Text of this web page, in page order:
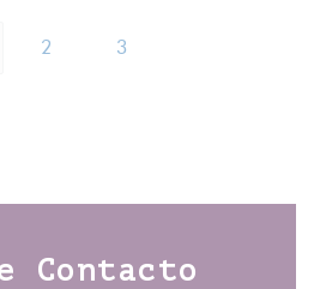
2 3
Contacto